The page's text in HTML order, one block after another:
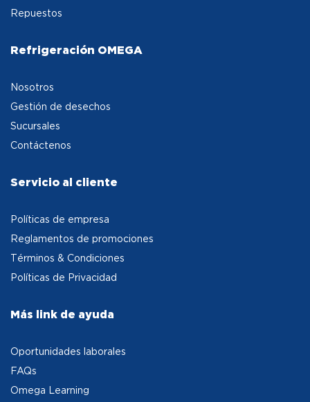
Repuestos
Refrigeración OMEGA
Nosotros
Gestión de desechos
Sucursales
Contáctenos
Servicio al cliente
Políticas de empresa
Reglamentos de promociones
Términos & Condiciones
Políticas de Privacidad
Más link de ayuda
Oportunidades laborales
FAQs
Omega Learning